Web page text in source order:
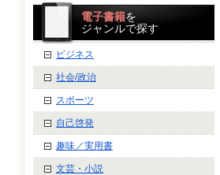
電子書籍を
ジャンルで探す
ビジネス
社会/政治
スポーツ
自己啓発
趣味／実用書
文芸・小説